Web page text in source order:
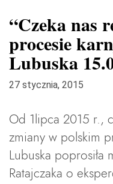
“Czeka nas
procesie
Lubuska
27 stycznia, 2015
Od 1lipca 2015 r.,
zmiany w polskim
Lubuska poprosiła
Ratajczaka o